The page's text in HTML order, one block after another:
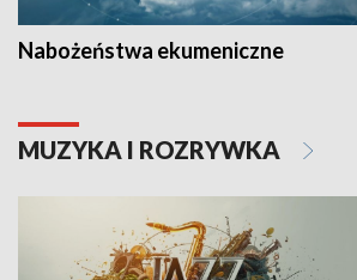
Nabożeństwa ekumeniczne
MUZYKA I ROZRYWKA